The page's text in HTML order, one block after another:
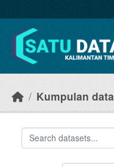
Kumpulan data